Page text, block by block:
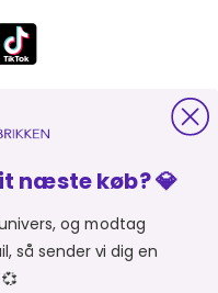
næste køb? 💎
og modtag
så sender vi dig en